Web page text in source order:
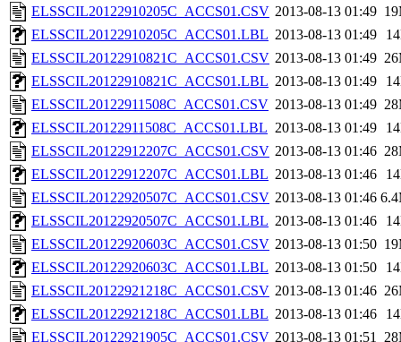
ELSSCIL20122910205C_ACCS01.CSV 2013-08-13 01:49
ELSSCIL20122910205C_ACCS01.LBL 2013-08-13 01:49
ELSSCIL20122910821C_ACCS01.CSV 2013-08-13 01:49
ELSSCIL20122910821C_ACCS01.LBL 2013-08-13 01:49
ELSSCIL20122911508C_ACCS01.CSV 2013-08-13 01:49
ELSSCIL20122911508C_ACCS01.LBL 2013-08-13 01:49
ELSSCIL20122912207C_ACCS01.CSV 2013-08-13 01:46
ELSSCIL20122912207C_ACCS01.LBL 2013-08-13 01:46
ELSSCIL20122920507C_ACCS01.CSV 2013-08-13 01:46
ELSSCIL20122920507C_ACCS01.LBL 2013-08-13 01:46
ELSSCIL20122920603C_ACCS01.CSV 2013-08-13 01:50
ELSSCIL20122920603C_ACCS01.LBL 2013-08-13 01:50
ELSSCIL20122921218C_ACCS01.CSV 2013-08-13 01:46
ELSSCIL20122921218C_ACCS01.LBL 2013-08-13 01:46
ELSSCIL20122921905C_ACCS01.CSV 2013-08-13 01:51